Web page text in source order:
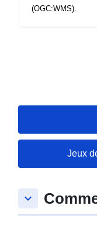
(OGC:WMS).
Jeux
keyboard_arrow_down